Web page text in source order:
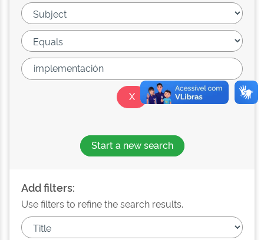
Start a new search
Add filters:
Use filters to refine the search results.